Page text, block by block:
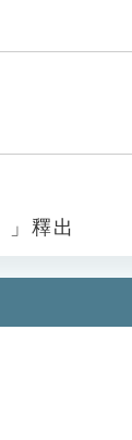
」釋出